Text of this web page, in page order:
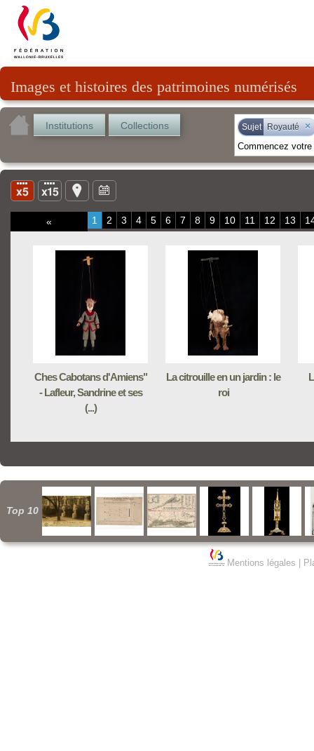
Images et histoires des patrimoines numérisés
Institutions Collections Sujet Royauté ×
« 1 2 3 4 5 6 7 8 9 10 11 12 13
Ches Cabotans d'Amiens"
- Lafleur, Sandrine et ses
(...)
La citrouille en un jardin : le
roi
Top 10
Mentions légales